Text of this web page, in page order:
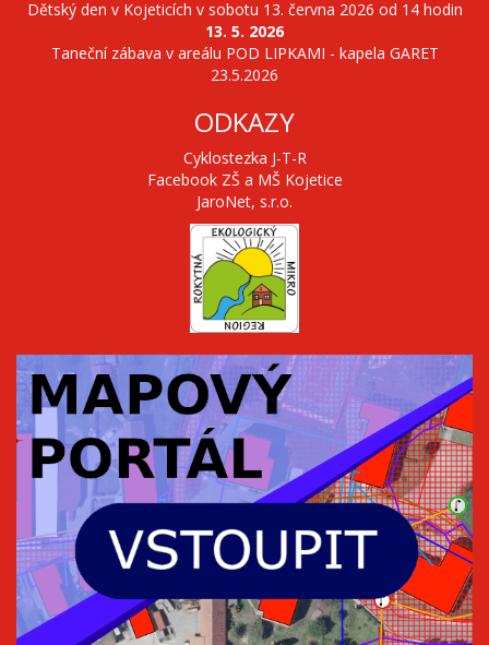
Dětský den v Kojeticích v sobotu 13. června 2026 od 14 hodin
13. 5. 2026
Taneční zábava v areálu POD LIPKAMI - kapela GARET
23.5.2026
ODKAZY
Cyklostezka J-T-R
Facebook ZŠ a MŠ Kojetice
JaroNet, s.r.o.